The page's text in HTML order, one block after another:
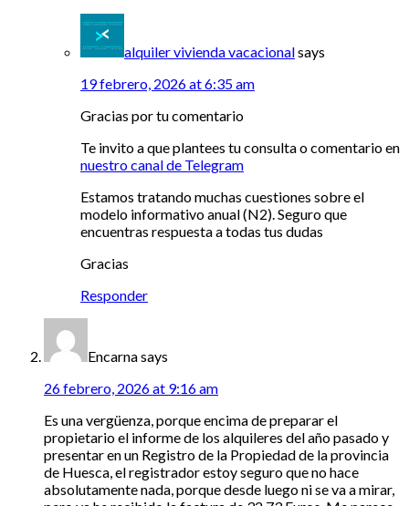
alquiler vivienda vacacionalsays
19 febrero, 2026 at 6:35 am
Gracias por tu comentario
Te invito a que plantees tu consulta o comentario en
nuestro canal de Telegram
Estamos tratando muchas cuestiones sobre el
modelo informativo anual (N2). Seguro que
encuentras respuesta a todas tus dudas
Gracias
Responder
Encarnasays
26 febrero, 2026 at 9:16 am
Es una vergüenza, porque encima de preparar el
propietario el informe de los alquileres del año pasado y
presentar en un Registro de la Propiedad de la provincia
de Huesca, el registrador estoy seguro que no hace
absolutamente nada, porque desde luego ni se va a mirar,